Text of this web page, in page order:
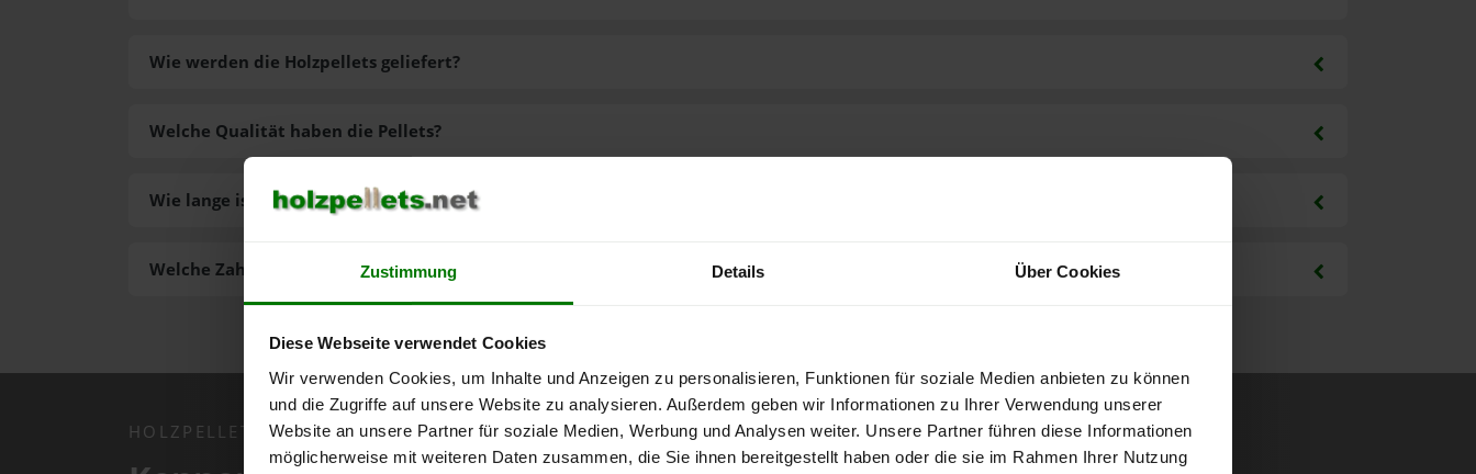
Zustimmung Details Über Cookies
Diese Webseite verwendet Cookies
Wir verwenden Cookies, um Inhalte und Anzeigen zu personalisieren, Funktionen für soziale Medien anbieten zu können
und die Zugriffe auf unsere Website zu analysieren. Außerdem geben wir Informationen zu Ihrer Verwendung unserer
Website an unsere Partner für soziale Medien, Werbung und Analysen weiter. Unsere Partner führen diese Informationen
möglicherweise mit weiteren Daten zusammen, die Sie ihnen bereitgestellt haben oder die sie im Rahmen Ihrer Nutzung
Wie werden die Holzpellets geliefert?
Welche Zahlungsarten gibt es?
Welche Qualität haben die Pellets?
Wie lange ist die Lieferzeit der Pellets?
HOLZPELLETS.NET APP